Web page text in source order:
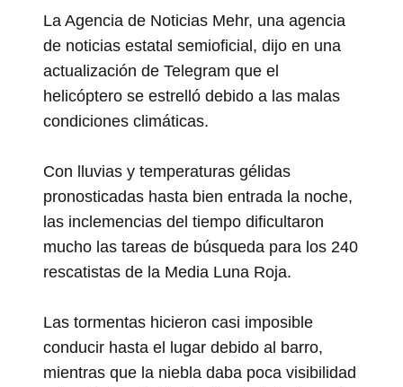
La Agencia de Noticias Mehr, una agencia
de noticias estatal semioficial, dijo en una
actualización de Telegram que el
helicóptero se estrelló debido a las malas
condiciones climáticas.
Con lluvias y temperaturas gélidas
pronosticadas hasta bien entrada la noche,
las inclemencias del tiempo dificultaron
mucho las tareas de búsqueda para los 240
rescatistas de la Media Luna Roja.
Las tormentas hicieron casi imposible
conducir hasta el lugar debido al barro,
mientras que la niebla daba poca visibilidad